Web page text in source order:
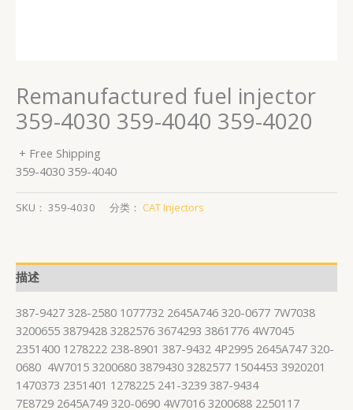
Remanufactured fuel injector
359-4030 359-4040 359-4020
+ Free Shipping
359-4030 359-4040
SKU： 359-4030 分类： CAT Injectors
描述
387-9427 328-2580 1077732 2645A746 320-0677 7W7038
3200655 3879428 3282576 3674293 3861776 4W7045
2351400 1278222 238-8901 387-9432 4P2995 2645A747 320-
0680 4W7015 3200680 3879430 3282577 1504453 3920201
1470373 2351401 1278225 241-3239 387-9434
7E8729 2645A749 320-0690 4W7016 3200688 2250117